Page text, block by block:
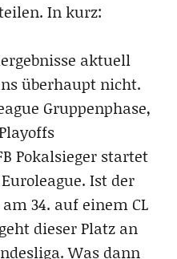
In kurz:
aktuell
überhaupt nicht.
Gruppenphase,
Pokalsieger startet
Ist der
am 34. auf einem CL
dieser Platz an
Was dann